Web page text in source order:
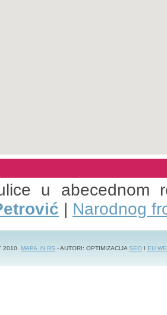
u abecednom
| Narodnog
2010. MAPA.IN.RS - AUTORI: OPTIMIZACIJASEO I EU